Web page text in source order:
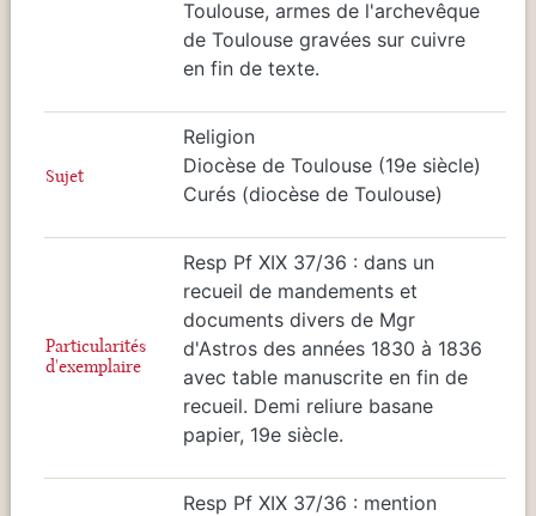
Toulouse, armes de l'archevêque
de Toulouse gravées sur cuivre
en fin de texte.
Sujet
Religion
Diocèse de Toulouse (19e siècle)
Curés (diocèse de Toulouse)
Particularités
d'exemplaire
Resp Pf XIX 37/36 : dans un
recueil de mandements et
documents divers de Mgr
d'Astros des années 1830 à 1836
avec table manuscrite en fin de
recueil. Demi reliure basane
papier, 19e siècle.
Resp Pf XIX 37/36 : mention